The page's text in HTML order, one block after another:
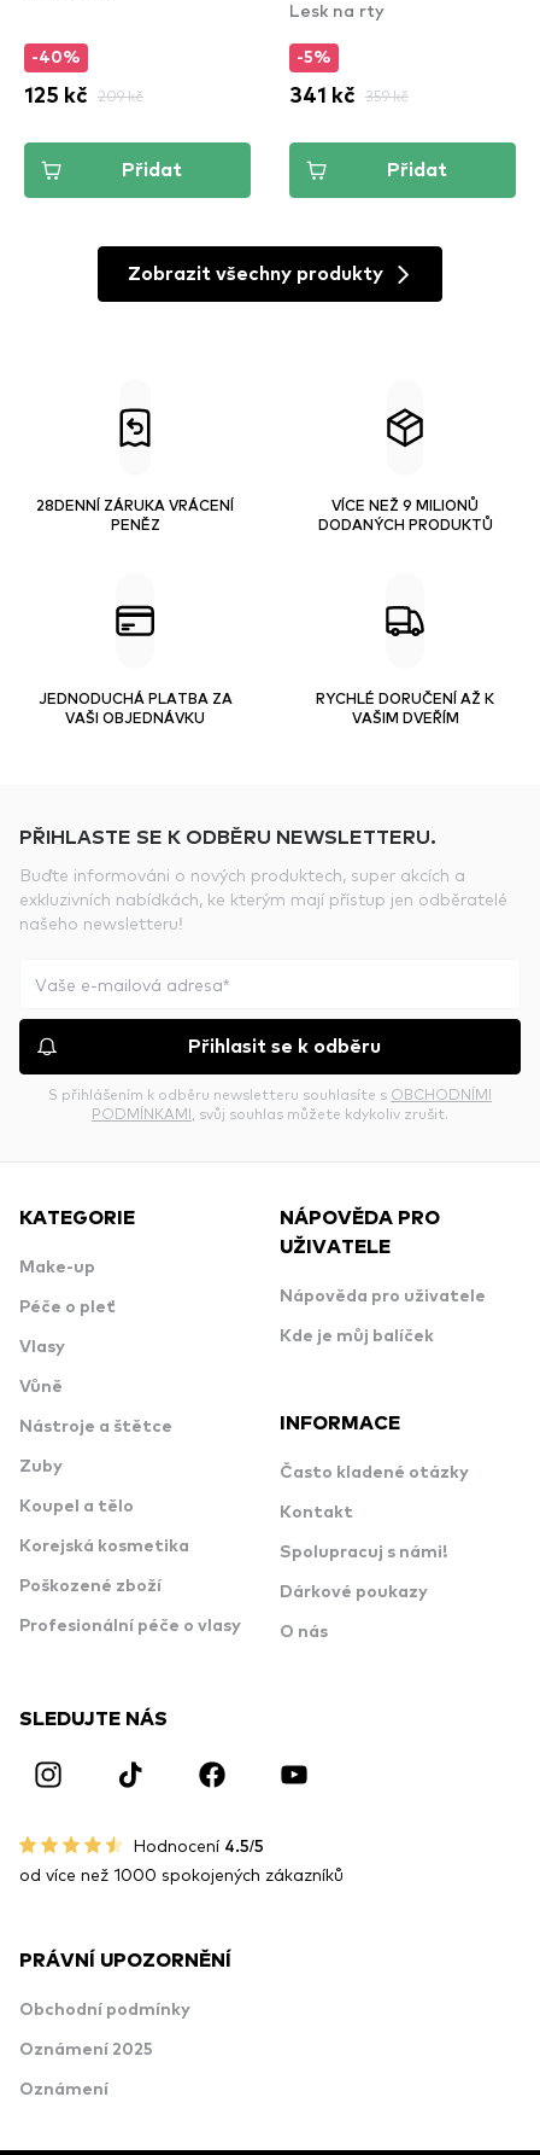
-40%
125 kč 209 kč
Přidat
Stain - 02 Hydra Honey
Lesk na rty
-5%
341 kč 359 kč
Přidat
Zobrazit všechny produkty
28DENNÍ ZÁRUKA VRÁCENÍ
PENĚZ
VÍCE NEŽ 9 MILIONŮ
DODANÝCH PRODUKTŮ
JEDNODUCHÁ PLATBA ZA
VAŠI OBJEDNÁVKU
RYCHLÉ DORUČENÍ AŽ K
VAŠIM DVEŘÍM
PŘIHLASTE SE K ODBĚRU NEWSLETTERU.
Buďte informováni o nových produktech, super akcích a
exkluzivních nabídkách, ke kterým mají přístup jen odběratelé
našeho newsletteru!
Přihlasit se k odběru
S přihlášením k odběru newsletteru souhlasíte s OBCHODNÍMI
PODMÍNKAMI , svůj souhlas můžete kdykoliv zrušit.
KATEGORIE
Make-up
Péče o pleť
Vlasy
Vůně
Nástroje a štětce
Zuby
Koupel a tělo
Korejská kosmetika
Poškozené zboží
Profesionální péče o vlasy
NÁPOVĚDA PRO
UŽIVATELE
Nápověda pro uživatele
Kde je můj balíček
INFORMACE
Často kladené otázky
Kontakt
Spolupracuj s námi!
Dárkové poukazy
O nás
SLEDUJTE NÁS
Hodnocení 4.5/5
od více než 1000 spokojených zákazníků
PRÁVNÍ UPOZORNĚNÍ
Obchodní podmínky
Oznámení 2025
Oznámení